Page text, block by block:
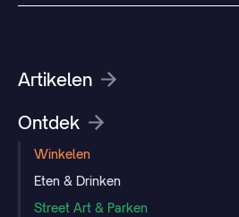
Artikelen
Ontdek
Winkelen
Eten & Drinken
Street Art & Parken